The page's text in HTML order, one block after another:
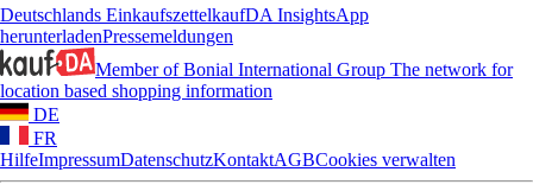
Deutschlands EinkaufszettelkaufDA InsightsApp
herunterladenPressemeldungen
Member of Bonial International Group The network for
location based shopping information
DE
FR
HilfeImpressumDatenschutzKontaktAGBCookies verwalten